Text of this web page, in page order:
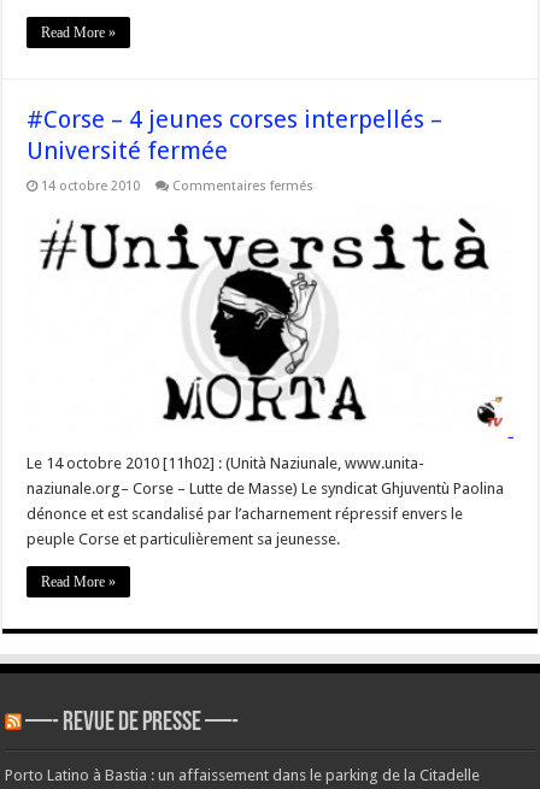
Read More »
#Corse – 4 jeunes corses interpellés –
Université fermée
14 octobre 2010 Commentaires fermés
jeunes
corses
interpellés
–
Le 14 octobre 2010 [11h02] : (Unità Naziunale, www.unita-
naziunale.org– Corse – Lutte de Masse) Le syndicat Ghjuventù Paolina
dénonce et est scandalisé par l’acharnement répressif envers le
peuple Corse et particulièrement sa jeunesse.
Read More »
—- REVUE DE PRESSE —-
Porto Latino à Bastia : un affaissement dans le parking de la Citadelle